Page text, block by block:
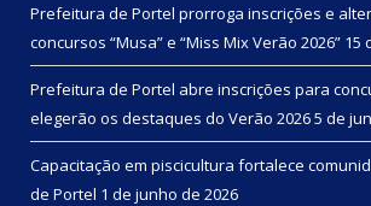
Prefeitura de Portel prorroga inscrições e
concursos “Musa” e “Miss Mix Verão 2026” 15
Prefeitura de Portel abre inscrições para
elegerão os destaques do Verão 20265 de
Capacitação em piscicultura fortalece
de Portel 1 de junho de 2026